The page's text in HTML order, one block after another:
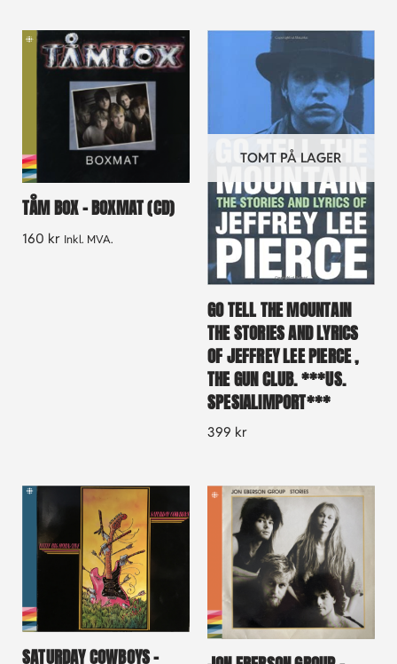
TÅM BOX – BOXMAT (CD)
160 kr Inkl. MVA.
TOMT PÅ LAGER
GO TELL THE MOUNTAIN
THE STORIES AND LYRICS
OF JEFFREY LEE PIERCE ,
THE GUN CLUB. ***US.
SPESIALIMPORT***
399 kr
SATURDAY COWBOYS –